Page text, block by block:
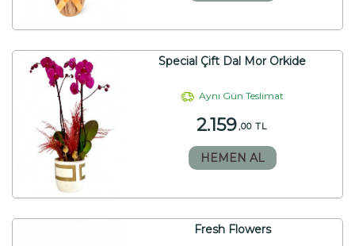
Special Çift Dal Mor Orkide
Aynı Gün Teslimat
2.159,00 TL
HEMEN AL
Fresh Flowers